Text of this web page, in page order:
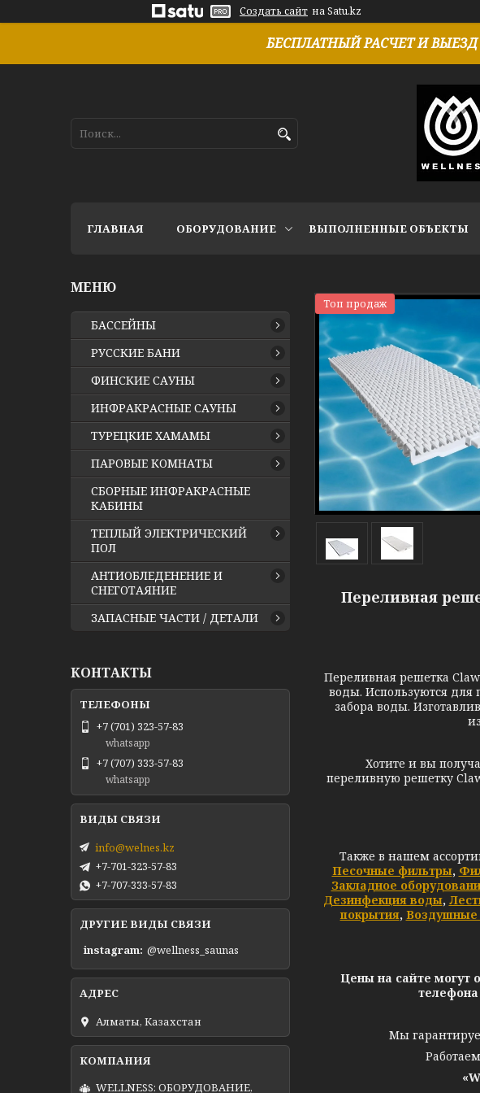
Создать сайт на Satu.kz
БЕСПЛАТНЫЙ РАСЧЕТ И
ГЛАВНАЯ ОБОРУДОВАНИЕ ВЫПОЛНЕННЫЕ ОБЪЕКТЫ
Топ продаж
Переливная
Переливная решетка
воды. Используются для
забора воды.
Хотите и вы получать
переливную решетку
Также в нашем
Песочные фильтры,
Закладное
Дезинфекция воды,
покрытия, Воздушные
Цены на сайте могут
Мы
БАССЕЙНЫ
РУССКИЕ БАНИ
ФИНСКИЕ САУНЫ
ИНФРАКРАСНЫЕ САУНЫ
ТУРЕЦКИЕ ХАМАМЫ
ПАРОВЫЕ КОМНАТЫ
СБОРНЫЕ ИНФРАКРАСНЫЕ
КАБИНЫ
ТЕПЛЫЙ ЭЛЕКТРИЧЕСКИЙ
ПОЛ
АНТИОБЛЕДЕНЕНИЕ И
СНЕГОТАЯНИЕ
ЗАПАСНЫЕ ЧАСТИ / ДЕТАЛИ
КОНТАКТЫ
+7 (701) 323-57-83
whatsapp
+7 (707) 333-57-83
whatsapp
info@welnes.kz
+7-701-323-57-83
+7-707-333-57-83
ДРУГИЕ ВИДЫ СВЯЗИ
instagram @wellness_saunas
Алматы, Казахстан
WELLNESS: ОБОРУДОВАНИЕ,